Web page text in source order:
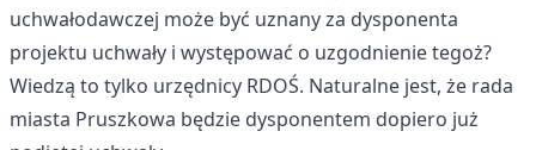
uchwałodawczej może być uznany za dysponenta
projektu uchwały i występować o uzgodnienie tegoż?
Wiedzą to tylko urzędnicy RDOŚ. Naturalne jest, że rada
miasta Pruszkowa będzie dysponentem dopiero już